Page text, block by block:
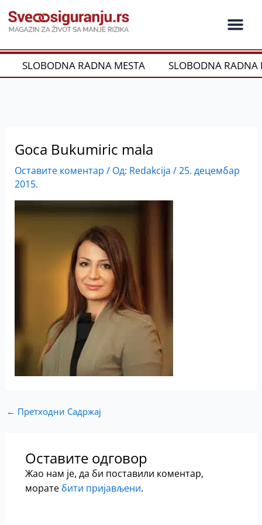
на
садржај
SLOBODNA RADNA MESTA SLOBODNA RADNA
Goca Bukumiric mala
Оставите коментар / Од: Redakcija /25. децембар
2015.
← Претходни Садржај
Оставите одговор
Жао нам је, да би поставили коментар,
морате бити пријављени.